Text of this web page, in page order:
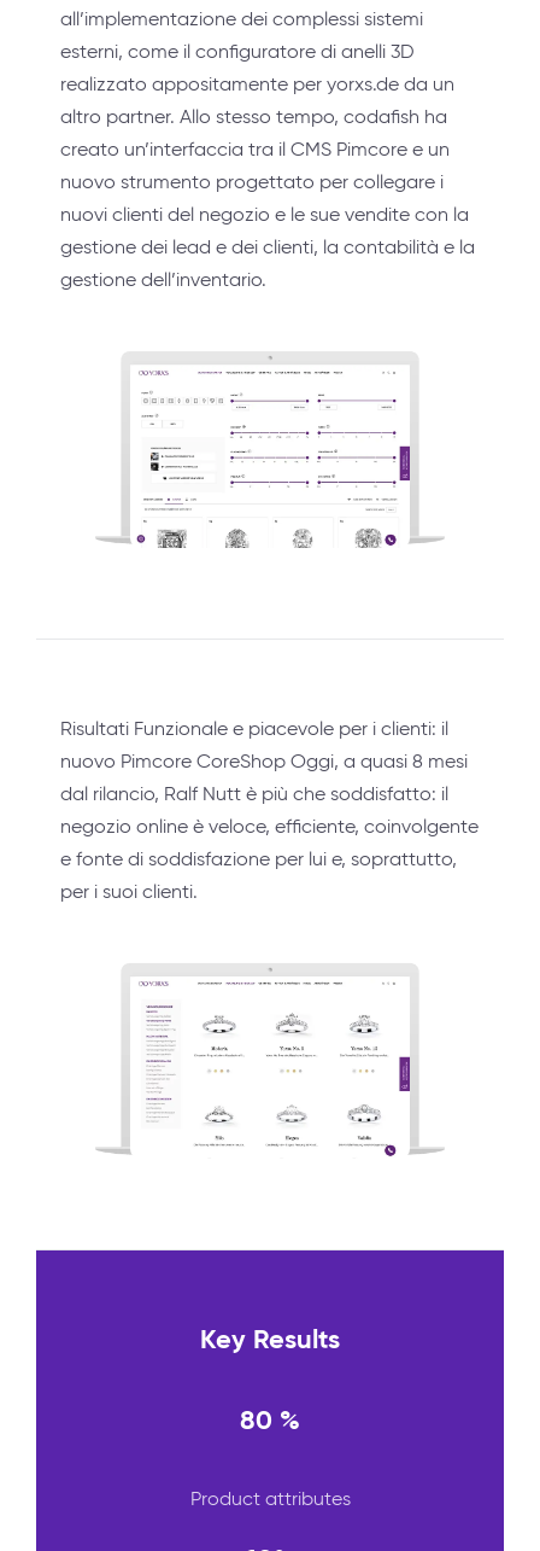
all’implementazione dei complessi sistemi
esterni, come il configuratore di anelli 3D
realizzato appositamente per yorxs.de da un
altro partner. Allo stesso tempo, codafish ha
creato un’interfaccia tra il CMS Pimcore e un
nuovo strumento progettato per collegare i
nuovi clienti del negozio e le sue vendite con la
gestione dei lead e dei clienti, la contabilità e la
gestione dell’inventario.
Risultati Funzionale e piacevole per i clienti: il
nuovo Pimcore CoreShop Oggi, a quasi 8 mesi
dal rilancio, Ralf Nutt è più che soddisfatto: il
negozio online è veloce, efficiente, coinvolgente
e fonte di soddisfazione per lui e, soprattutto,
per i suoi clienti.
Key Results
80 %
Product attributes